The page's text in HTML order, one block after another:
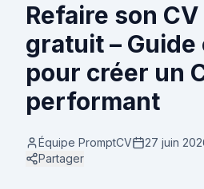
Refaire son
gratuit –
pour créer un
performant
Équipe PromptCV 27 juin
Partager